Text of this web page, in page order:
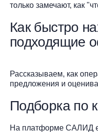
только замечают, как
Как быстро
подходящие
Рассказываем, как
предложения и
Подборка по
На платформе САЛИД